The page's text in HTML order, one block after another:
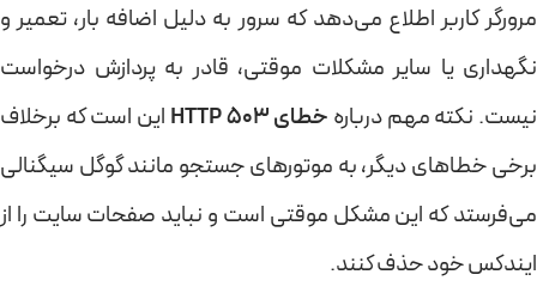
مرورگر کاربر اطلاع می‌دهد که سرور به دلیل اضافه بار، تعمیر و
نگهداری یا سایر مشکلات موقتی، قادر به پردازش درخواست
نیست. نکته مهم درباره خطای HTTP 503
این است که برخلاف
برخی خطاهای دیگر، به موتورهای جستجو مانند گوگل سیگنالی
می‌فرستد که این مشکل موقتی است و نباید صفحات سایت را از
ایندکس خود حذف کنند.